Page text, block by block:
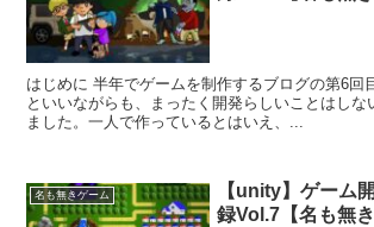
はじめに 半年でゲームを制作するブログの第6回
といいながらも、まったく開発らしいことはしな
ました。一人で作っているとはいえ、...
名も無きゲーム
【unity】ゲーム
録Vol.7【名も無